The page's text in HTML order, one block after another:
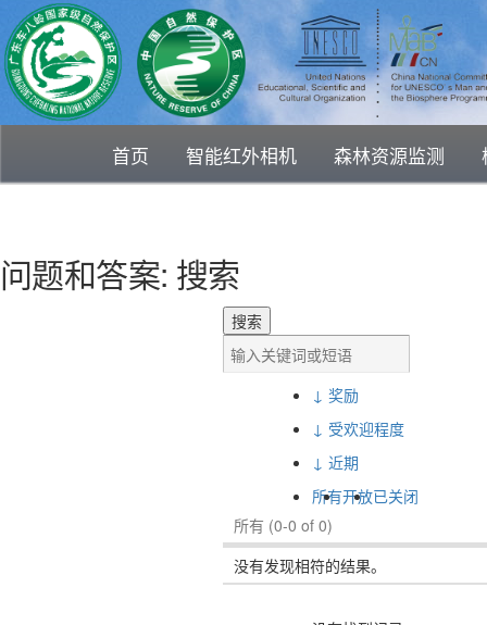
首页 智能红外相机 森林资源监测
问题和答案: 搜索
↓ 奖励
↓ 受欢迎程度
↓ 近期
所有开放已关闭
所有 (0-0 of 0)
没有发现相符的结果。